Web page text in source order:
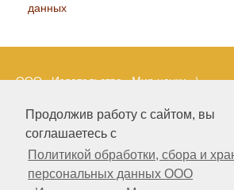
Продолжив работу с сайтом, вы
соглашаетесь с
Политикой обработки, сбора и
персональных данных ООО
данных
ООО «Издательство «Мир науки» \
LLC Материалы, размещенные на сайте,
охраняются Законом о защите авторских
прав. Публикация любых материалов
этого сайта запрещена без
предварительного согласования с
издательством. Авторские права на